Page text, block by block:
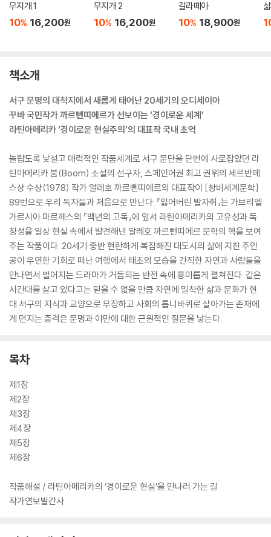
무지개 1
10% 16,200원
무지개 2
10% 16,200원
갈라떼아
10% 18,900원
책소개
서구 문명의 대척지에서 새롭게 태어난 20세기의 오디세이아
꾸바 국민작가 까르뻰띠에르가 선보이는 ‘경이로운 세계’
라틴아메리카 ‘경이로운 현실주의’의 대표작 국내 초역
놀랍도록 낯설고 매력적인 작품세계로 서구 문단을 단번에 사로잡았던 라
틴아메리카 붐(Boom) 소설의 선구자, 스페인어권 최고 권위의 세르반떼
스상 수상(1978) 작가 알레호 까르뻰띠에르의 대표작이 [창비세계문학]
89번으로 우리 독자들과 처음으로 만난다. 『잃어버린 발자취』는 가브리엘
가르시아 마르께스의 『백년의 고독』에 앞서 라틴아메리카의 고유성과 독
창성을 일상 현실 속에서 발견해낸 알레호 까르뻰띠에르 문학의 핵을 보여
주는 작품이다. 20세기 중반 현란하게 복잡해진 대도시의 삶에 지친 주인
공이 우연한 기회로 떠난 여행에서 태초의 모습을 간직한 자연과 사람들을
만나면서 벌어지는 드라마가 거듭되는 반전 속에 흥미롭게 펼쳐진다. 같은
시간대를 살고 있다고는 믿을 수 없을 만큼 자연에 밀착한 삶과 문화가 현
대 서구의 지식과 교양으로 무장하고 사회의 톱니바퀴로 살아가는 존재에
게 던지는 충격은 문명과 야만에 대한 근원적인 질문을 낳는다.
목차
제1장
제2장
제3장
제4장
제5장
제6장
작품해설 / 라틴아메리카의 ‘경이로운 현실’을 만나러 가는 길
작가연보발간사